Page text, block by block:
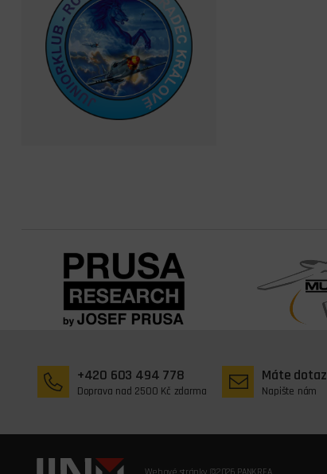
+420 603 494 778
Doprava nad 2500 Kč zdarma
Máte dotaz
Napište nám